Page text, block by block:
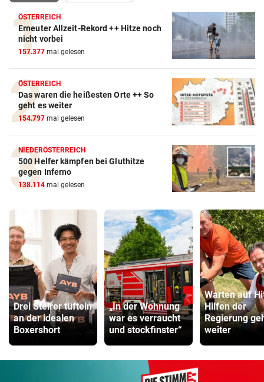
ÖSTERREICH
Erneuter Allzeit-Rekord ++ Hitze noch
nicht vorbei
157.377 mal gelesen
ÖSTERREICH
Das waren die heißesten Orte ++ So
geht es weiter
154.797 mal gelesen
NIEDERÖSTERREICH
500 Helfer kämpfen bei Gluthitze
gegen Inferno
138.114 mal gelesen
Drei Steirer tüfteln
an der idealen
Boxershort
„In der Wohnung
war es verraucht
und stockfinster“
Warten auf
Hilfen der
Regierung
weiter